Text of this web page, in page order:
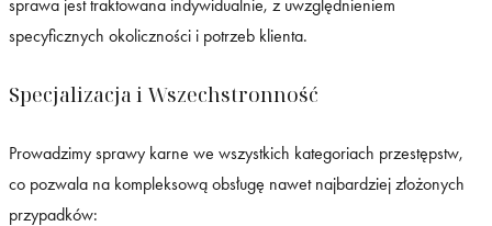
sprawa jest traktowana indywidualnie, z uwzględnieniem
specyficznych okoliczności i potrzeb klienta.
Specjalizacja i Wszechstronność
Prowadzimy sprawy karne we wszystkich kategoriach przestępstw,
co pozwala na kompleksową obsługę nawet najbardziej złożonych
przypadków: